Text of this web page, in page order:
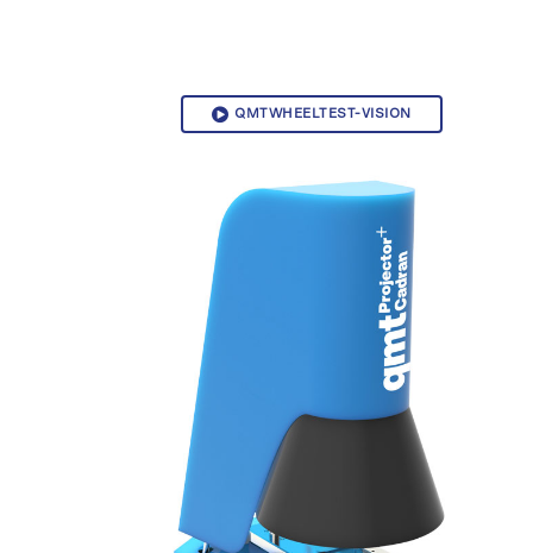
QMTWHEELTEST-VISION